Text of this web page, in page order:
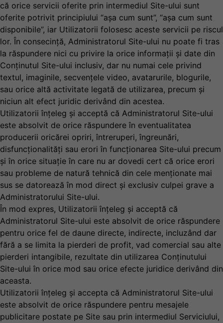
că orice servicii oferite prin intermediul Site-ului sunt
oferite potrivit principiului “așa cum sunt”, “așa cum sunt
disponibile”, iar Utilizatorii folosesc aceste servicii pe riscul
lor. În consecință, Administratorul Site-ului nu poate fi tras
la răspundere nici cu privire la orice informații și date din
Conţinutul Site-ului inclusiv, dar nu numai cele privind
textul, imaginile, secvențele video, avatarurile, blogurile,
sau orice altă activitate legată de utilizarea, precum și
niciun alt efect juridic derivând din acestea.
Utilizatorii înțeleg și acceptă că Administratorul Site-ului
este absolvit de orice răspundere în eventualitatea
producerii oricărei opriri, întreruperi, îngreunări,
disfuncționalități sau erori în funcționarea Site-ului precum
și în orice situație în care nu ar dovedi cert că orice erori
sau probleme de natură tehnică din cele menționate mai
sus se datorează în mod direct și exclusiv culpei grave a
Administratorului Site-ului.
În mod expres, Utilizatorii înțeleg și acceptă că
Administratorul Site-ului este absolvit de orice răspundere
pentru orice fel de daune directe, indirecte, incluzând dar
fără a se limita la pierderi de profit, vad comercial sau alte
pierderi intangibile, rezultate din utilizarea Conținutului
Site-ului în orice mod sau orice efecte juridice derivând din
aceasta.
Utilizatorii înțeleg și accepta că Administratorul Site-ului
este absolvit de orice răspundere pentru mesajele
publicitare postate pe Site sau prin intermediul Serviciului,